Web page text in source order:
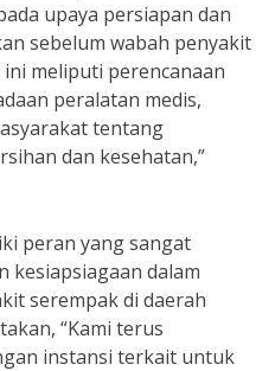
upaya persiapan dan
sebelum wabah penyakit
meliputi perencanaan
peralatan medis,
tentang
dan kesehatan,”
peran yang sangat
kesiapsiagaan dalam
serempak di daerah
“Kami terus
instansi terkait untuk